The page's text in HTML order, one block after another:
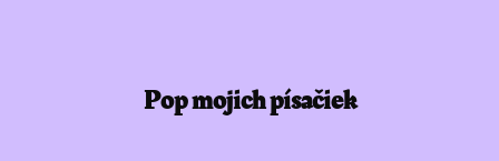
Pop mojich písačiek